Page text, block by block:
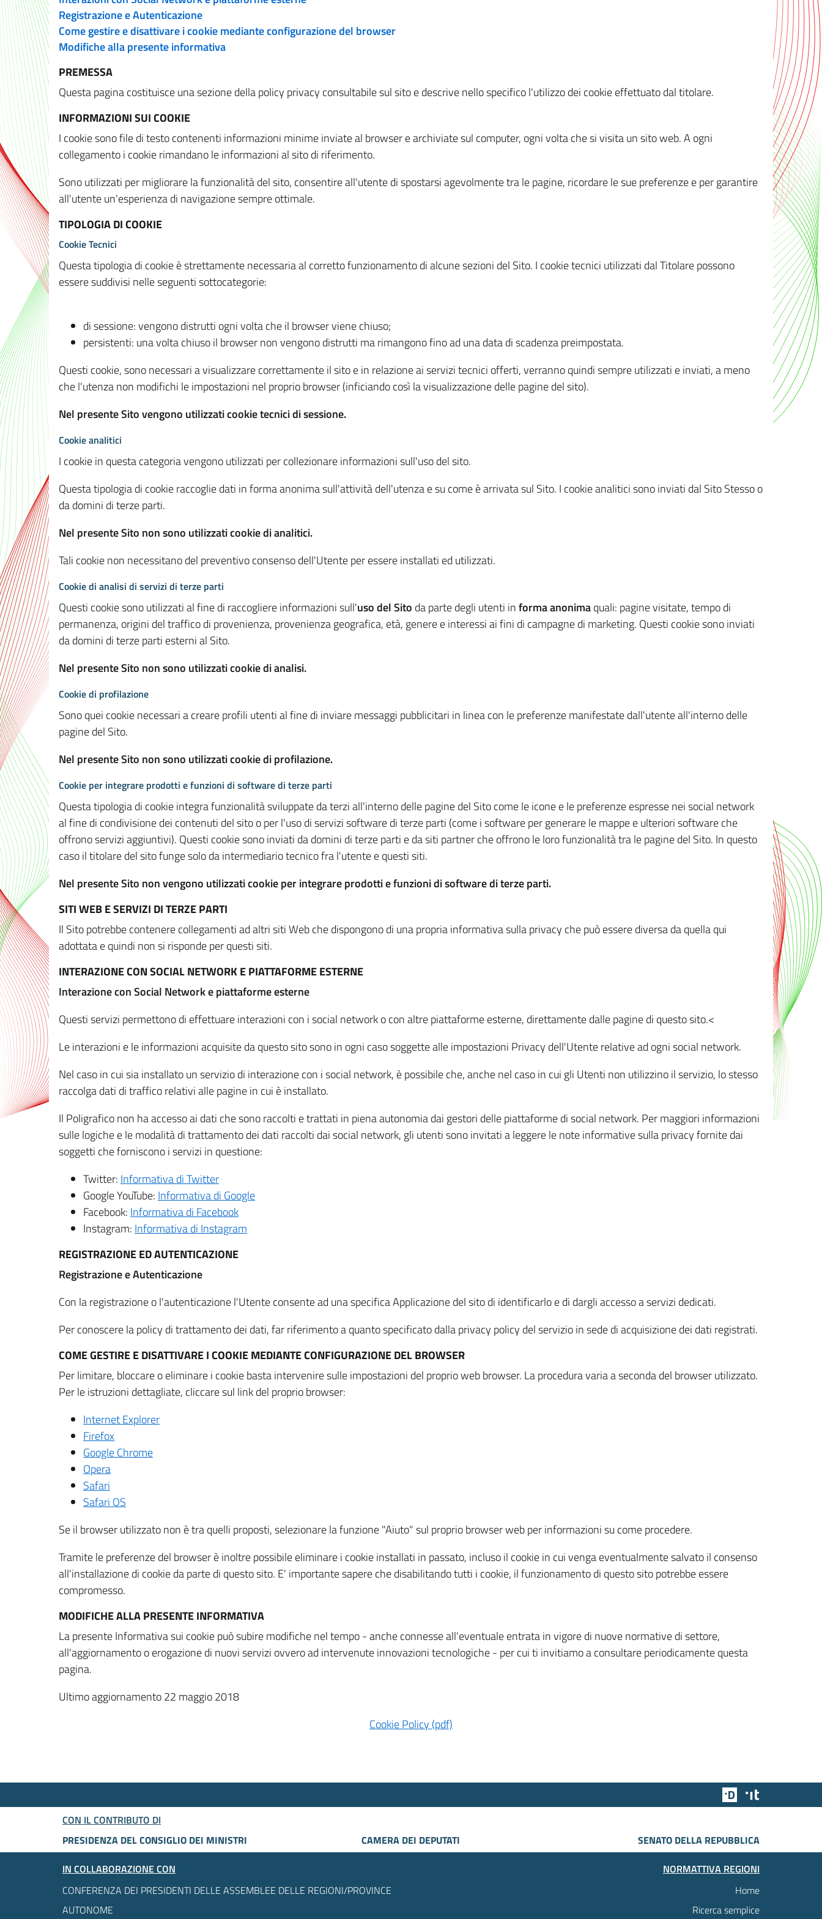
Registrazione e Autenticazione
Come gestire e disattivare i cookie mediante configurazione del browser
Modifiche alla presente informativa
PREMESSA
Questa pagina costituisce una sezione della policy privacy consultabile sul sito e descrive nello specifico l'utilizzo dei cookie effettuato dal titolare.
INFORMAZIONI SUI COOKIE
I cookie sono file di testo contenenti informazioni minime inviate al browser e archiviate sul computer, ogni volta che si visita un sito web. A ogni
collegamento i cookie rimandano le informazioni al sito di riferimento.
Sono utilizzati per migliorare la funzionalità del sito, consentire all'utente di spostarsi agevolmente tra le pagine, ricordare le sue preferenze e per garantire
all'utente un'esperienza di navigazione sempre ottimale.
TIPOLOGIA DI COOKIE
Cookie Tecnici
Questa tipologia di cookie è strettamente necessaria al corretto funzionamento di alcune sezioni del Sito. I cookie tecnici utilizzati dal Titolare possono
essere suddivisi nelle seguenti sottocategorie:
di sessione: vengono distrutti ogni volta che il browser viene chiuso;
persistenti: una volta chiuso il browser non vengono distrutti ma rimangono fino ad una data di scadenza preimpostata.
Questi cookie, sono necessari a visualizzare correttamente il sito e in relazione ai servizi tecnici offerti, verranno quindi sempre utilizzati e inviati, a meno
che l'utenza non modifichi le impostazioni nel proprio browser (inficiando così la visualizzazione delle pagine del sito).
Nel presente Sito vengono utilizzati cookie tecnici di sessione.
Cookie analitici
I cookie in questa categoria vengono utilizzati per collezionare informazioni sull'uso del sito.
Questa tipologia di cookie raccoglie dati in forma anonima sull'attività dell'utenza e su come è arrivata sul Sito. I cookie analitici sono inviati dal Sito Stesso o
da domini di terze parti.
Nel presente Sito non sono utilizzati cookie di analitici.
Tali cookie non necessitano del preventivo consenso dell'Utente per essere installati ed utilizzati.
Cookie di analisi di servizi di terze parti
Questi cookie sono utilizzati al fine di raccogliere informazioni sull'uso del Sito da parte degli utenti informa anonimaquali: pagine visitate, tempo di
permanenza, origini del traffico di provenienza, provenienza geografica, età, genere e interessi ai fini di campagne di marketing. Questi cookie sono inviati
da domini di terze parti esterni al Sito.
Nel presente Sito non sono utilizzati cookie di analisi.
Cookie di profilazione
Sono quei cookie necessari a creare profili utenti al fine di inviare messaggi pubblicitari in linea con le preferenze manifestate dall'utente all'interno delle
pagine del Sito.
Nel presente Sito non sono utilizzati cookie di profilazione.
Cookie per integrare prodotti e funzioni di software di terze parti
Questa tipologia di cookie integra funzionalità sviluppate da terzi all'interno delle pagine del Sito come le icone e le preferenze espresse nei social network
al fine di condivisione dei contenuti del sito o per l'uso di servizi software di terze parti (come i software per generare le mappe e ulteriori software che
offrono servizi aggiuntivi). Questi cookie sono inviati da domini di terze parti e da siti partner che offrono le loro funzionalità tra le pagine del Sito. In questo
caso il titolare del sito funge solo da intermediario tecnico fra l'utente e questi siti.
Nel presente Sito non vengono utilizzati cookie per integrare prodotti e funzioni di software di terze parti.
SITI WEB E SERVIZI DI TERZE PARTI
Il Sito potrebbe contenere collegamenti ad altri siti Web che dispongono di una propria informativa sulla privacy che può essere diversa da quella qui
adottata e quindi non si risponde per questi siti.
INTERAZIONE CON SOCIAL NETWORK E PIATTAFORME ESTERNE
Interazione con Social Network e piattaforme esterne
Questi servizi permettono di effettuare interazioni con i social network o con altre piattaforme esterne, direttamente dalle pagine di questo sito.<
Le interazioni e le informazioni acquisite da questo sito sono in ogni caso soggette alle impostazioni Privacy dell'Utente relative ad ogni social network.
Nel caso in cui sia installato un servizio di interazione con i social network, è possibile che, anche nel caso in cui gli Utenti non utilizzino il servizio, lo stesso
raccolga dati di traffico relativi alle pagine in cui è installato.
Il Poligrafico non ha accesso ai dati che sono raccolti e trattati in piena autonomia dai gestori delle piattaforme di social network. Per maggiori informazioni
sulle logiche e le modalità di trattamento dei dati raccolti dai social network, gli utenti sono invitati a leggere le note informative sulla privacy fornite dai
soggetti che forniscono i servizi in questione:
Twitter: Informativa di Twitter
Google YouTube: Informativa di Google
Facebook: Informativa di Facebook
Instagram: Informativa di Instagram
REGISTRAZIONE ED AUTENTICAZIONE
Registrazione e Autenticazione
Con la registrazione o l'autenticazione l'Utente consente ad una specifica Applicazione del sito di identificarlo e di dargli accesso a servizi dedicati.
Per conoscere la policy di trattamento dei dati, far riferimento a quanto specificato dalla privacy policy del servizio in sede di acquisizione dei dati registrati.
COME GESTIRE E DISATTIVARE I COOKIE MEDIANTE CONFIGURAZIONE DEL BROWSER
Per limitare, bloccare o eliminare i cookie basta intervenire sulle impostazioni del proprio web browser. La procedura varia a seconda del browser utilizzato.
Per le istruzioni dettagliate, cliccare sul link del proprio browser:
Internet Explorer
Firefox
Google Chrome
Opera
Safari
Safari OS
Se il browser utilizzato non è tra quelli proposti, selezionare la funzione "Aiuto" sul proprio browser web per informazioni su come procedere.
Tramite le preferenze del browser è inoltre possibile eliminare i cookie installati in passato, incluso il cookie in cui venga eventualmente salvato il consenso
all'installazione di cookie da parte di questo sito. E' importante sapere che disabilitando tutti i cookie, il funzionamento di questo sito potrebbe essere
compromesso.
MODIFICHE ALLA PRESENTE INFORMATIVA
La presente Informativa sui cookie può subire modifiche nel tempo - anche connesse all'eventuale entrata in vigore di nuove normative di settore,
all'aggiornamento o erogazione di nuovi servizi ovvero ad intervenute innovazioni tecnologiche - per cui ti invitiamo a consultare periodicamente questa
pagina.
Ultimo aggiornamento 22 maggio 2018
Cookie Policy (pdf)
Team Digitale
CON IL CONTRIBUTO DI
PRESIDENZA DEL CONSIGLIO DEI MINISTRI
CAMERA DEI DEPUTATI
SENATO DELLA REPUBBLICA
IN COLLABORAZIONE CON
CONFERENZA DEI PRESIDENTI DELLE ASSEMBLEE DELLE REGIONI/PROVINCE
AUTONOME
NORMATTIVA REGIONI
Home
Ricerca semplice